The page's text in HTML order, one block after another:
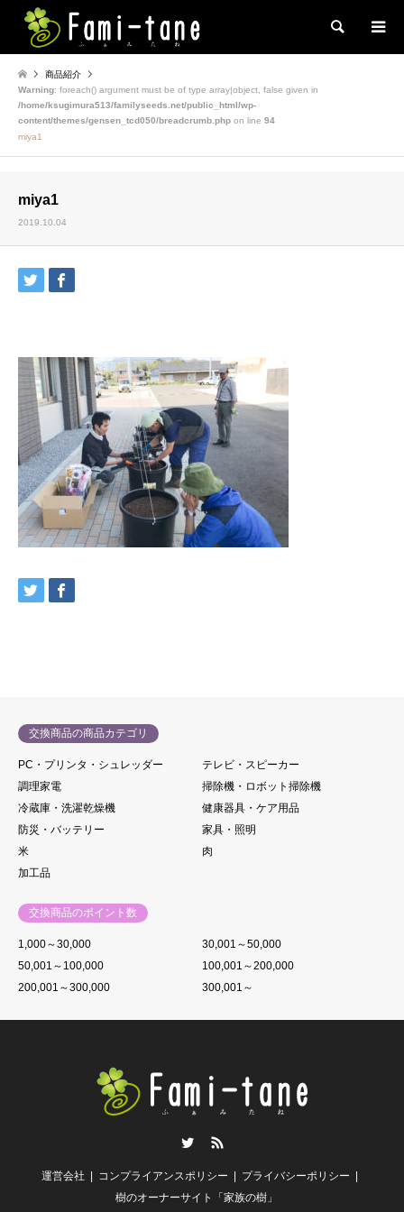
検索
商品紹介
Warning: foreach() argument must be of type array|object, false given in
/home/ksugimura513/familyseeds.net/public_html/wp-
content/themes/gensen_tcd050/breadcrumb.php on line 94
miya1
miya1
2019.10.04
交換商品の商品カテゴリ
PC・プリンタ・シュレッダー
テレビ・スピーカー
調理家電
掃除機・ロボット掃除機
冷蔵庫・洗濯乾燥機
健康器具・ケア用品
防災・バッテリー
家具・照明
米
肉
加工品
交換商品のポイント数
1,000～30,000
30,001～50,000
50,001～100,000
100,001～200,000
200,001～300,000
300,001～
運営会社 コンプライアンスポリシー
プライバシーポリシー
樹のオーナーサイト「家族の樹」